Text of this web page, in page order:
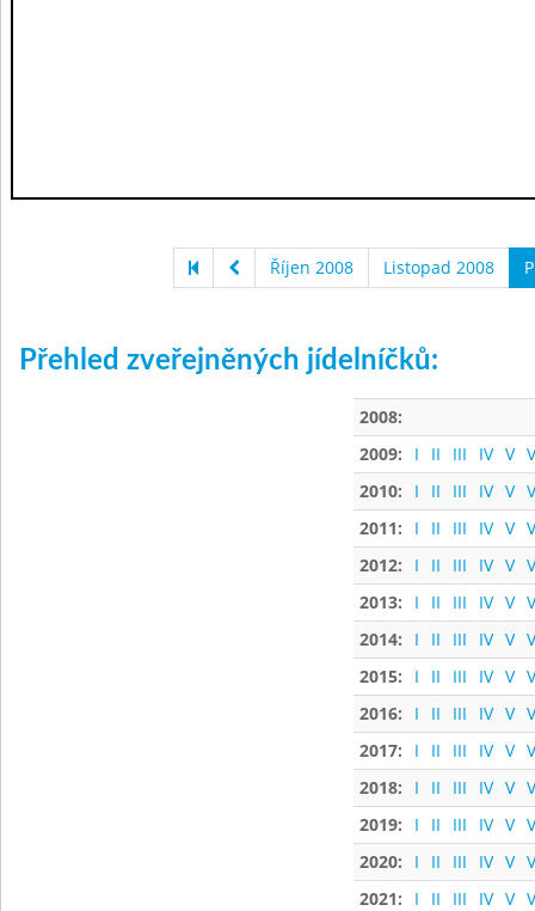
Říjen 2008 Listopad 2008
Přehled zveřejněných jídelníčků:
2008:
2009:
I II III IV V
2010:
I II III IV V
2011:
I II III IV V
2012:
I II III IV V
2013:
I II III IV V
2014:
I II III IV V
2015:
I II III IV V
2016:
I II III IV V
2017:
I II III IV V
2018:
I II III IV V
2019:
I II III IV V
2020:
I II III IV V
2021:
I II III IV V